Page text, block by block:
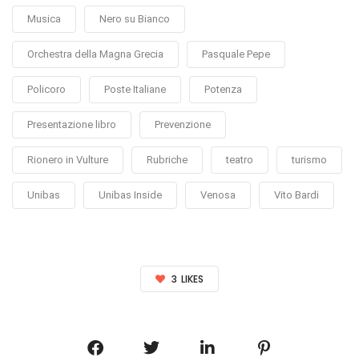
Musica Nero su Bianco
Orchestra della Magna Grecia Pasquale Pepe
Policoro Poste Italiane Potenza
Presentazione libro Prevenzione
Rionero in Vulture Rubriche teatro turismo
Unibas Unibas Inside Venosa Vito Bardi
3 LIKES